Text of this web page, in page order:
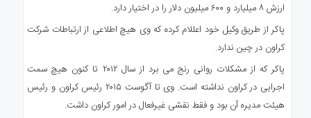
ارزش ۸ میلیارد و ۶۰۰ میلیون دلار را در اختیار دارد.
پاکر از طریق وکیل خود اعللام کرده که وی هیچ اطلاعی از ارتباطات شرکت
کراون در چین ندارد.
پاکر که از مشکلات روانی رنج می برد از سال ۲۰۱۲ تا کنون هیچ سمت
اجرایی در کراون نداشته است. وی تا آگوست ۲۰۱۵ رئیس کراون و رئیس
هیئت مدیره آن بود و فقط نقشی غیرفعال در امور کراون داشت.